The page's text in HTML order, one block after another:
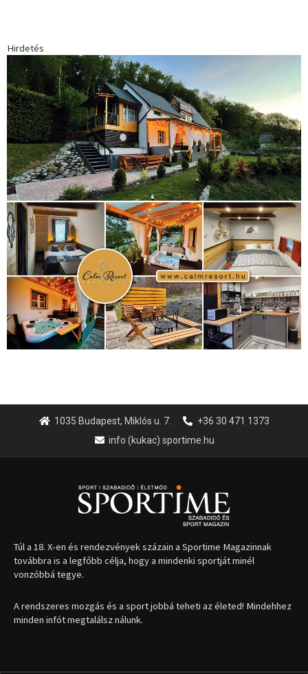
(181)Jégkorong(148)kajakkenu(138)karate(168)kickbox(204)
kosárlabda(166) kézilabda(448) Lewis Hamilton
labdarúgóválogatott(148) Mercedes(244)
Dakar Team(132)Rali Világbajnokság(122)Rendezvény
rio
2016(373) sport(438)Sportime Magazin(128)szabadidősport
(316)Szalay Balázs(126)tenisz(416)táplálkozás (155)utazás
(126)Video (247)világbajnokság(162) Világkupa(129)vitorlázás
(222)vívás(174)vízilabda(197)Érdi Mária(130)életmód(416)
úszás(361)
Hirdetés
1035 Budapest, Miklós u. 7.
+36 30 471 1373